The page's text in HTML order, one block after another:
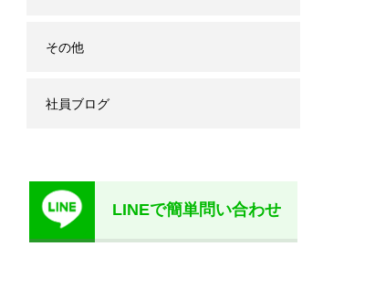
その他
社員ブログ
LINEで簡単問い合わせ